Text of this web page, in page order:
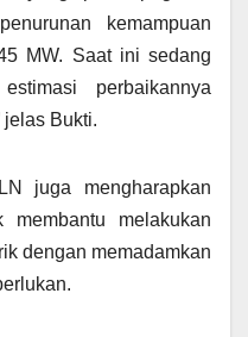
kemampuan
MW. Saat ini sedang
perbaikannya
jelas Bukti.
juga mengharapkan
membantu melakukan
dengan memadamkan